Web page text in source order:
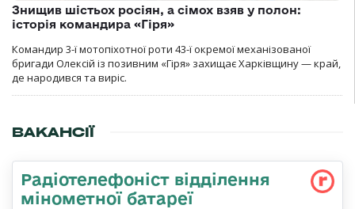
Знищив шістьох росіян, а сімох взяв у полон:
історія командира «Гіря»
Командир 3-ї мотопіхотної роти 43-ї окремої механізованої
бригади Олексій із позивним «Гіря» захищає Харківщину — край,
де народився та виріс.
ВАКАНСІЇ
Радіотелефоніст відділення
мінометної батареї